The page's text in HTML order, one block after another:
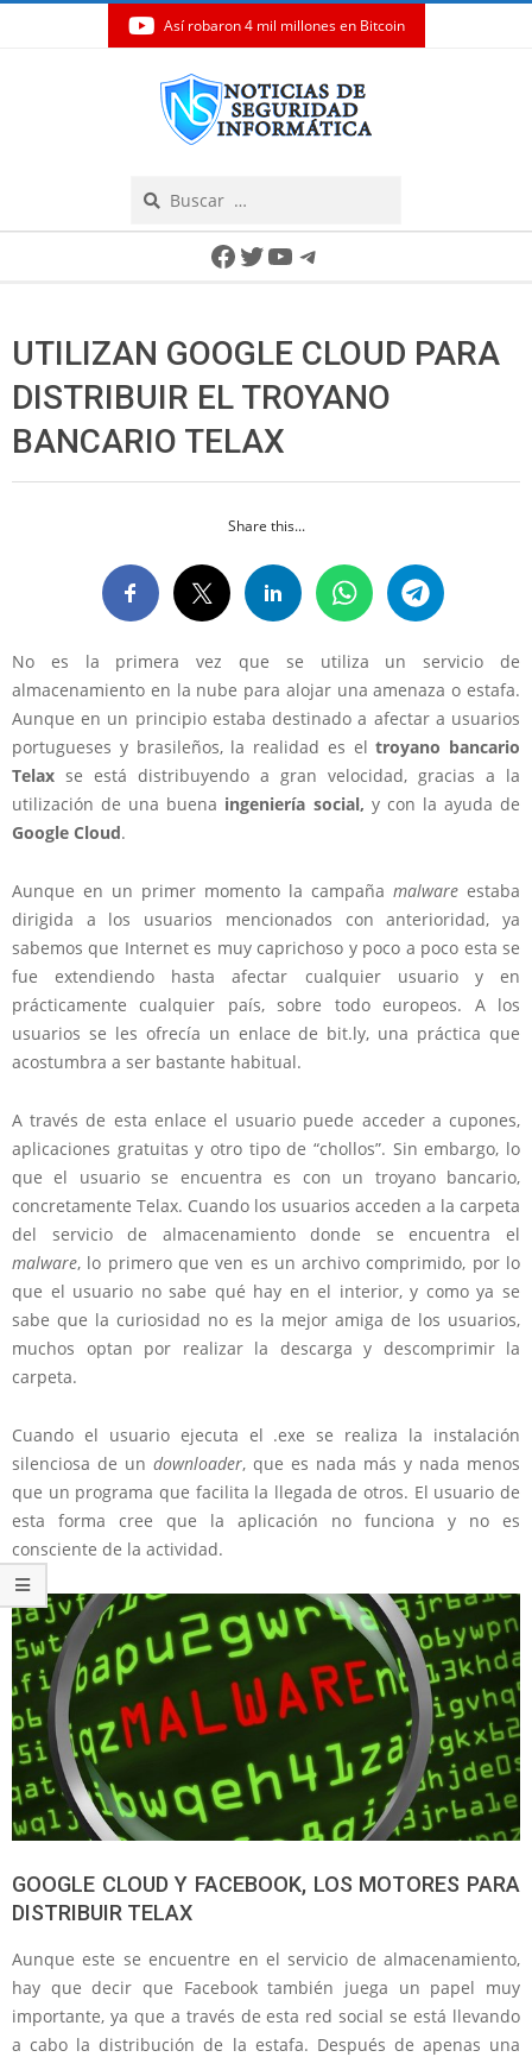
Así robaron 4 mil millones en Bitcoin
Facebook
Twitter
YouTube
Telegram
UTILIZAN GOOGLE CLOUD PARA
DISTRIBUIR EL TROYANO
BANCARIO TELAX
Share this...
No es la primera vez que se utiliza un servicio de
almacenamiento en la nube para alojar una amenaza o estafa.
Aunque en un principio estaba destinado a afectar a usuarios
portugueses y brasileños, la realidad es eltroyano bancario
Telax se está distribuyendo a gran velocidad, gracias a la
utilización de una buena ingeniería social, y con la ayuda de
Google Cloud.
Aunque en un primer momento la campaña malware estaba
dirigida a los usuarios mencionados con anterioridad, ya
sabemos que Internet es muy caprichoso y poco a poco esta se
fue extendiendo hasta afectar cualquier usuario y en
prácticamente cualquier país, sobre todo europeos. A los
usuarios se les ofrecía un enlace de bit.ly, una práctica que
acostumbra a ser bastante habitual.
A través de esta enlace el usuario puede acceder a cupones,
aplicaciones gratuitas y otro tipo de “chollos”. Sin embargo, lo
que el usuario se encuentra es con un troyano bancario,
concretamente Telax. Cuando los usuarios acceden a la carpeta
del servicio de almacenamiento donde se encuentra el
malware, lo primero que ven es un archivo comprimido, por lo
que el usuario no sabe qué hay en el interior, y como ya se
sabe que la curiosidad no es la mejor amiga de los usuarios,
muchos optan por realizar la descarga y descomprimir la
carpeta.
Cuando el usuario ejecuta el .exe se realiza la instalación
silenciosa de un downloader, que es nada más y nada menos
que un programa que facilita la llegada de otros. El usuario de
esta forma cree que la aplicación no funciona y no es
consciente de la actividad.
GOOGLE CLOUD Y FACEBOOK, LOS MOTORES PARA
DISTRIBUIR TELAX
Aunque este se encuentre en el servicio de almacenamiento,
hay que decir que Facebook también juega un papel muy
importante, ya que a través de esta red social se está llevando
a cabo la distribución de la estafa. Después de apenas una